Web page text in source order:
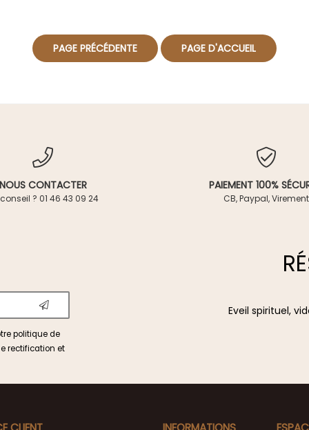
CONTACTER
? 01 46 43 09 24
PAIEMENT 100%
CB, Paypal, Virement
politique de
rectification et
Eveil spirituel,